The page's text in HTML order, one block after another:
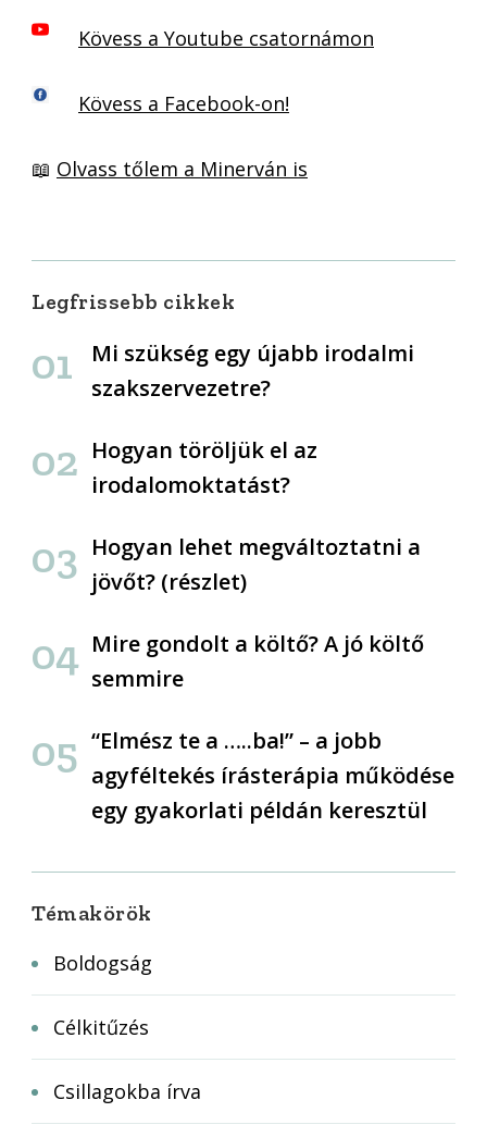
Kövess a Youtube csatornámon
Kövess a Facebook-on!
📖 Olvass tőlem a Minerván is
Legfrissebb cikkek
Mi szükség egy újabb irodalmi
szakszervezetre?
Hogyan töröljük el az
irodalomoktatást?
Hogyan lehet megváltoztatni a
jövőt? (részlet)
Mire gondolt a költő? A jó költő
semmire
“Elmész te a …..ba!” – a jobb
agyféltekés írásterápia működése
egy gyakorlati példán keresztül
Témakörök
Boldogság
Célkitűzés
Csillagokba írva